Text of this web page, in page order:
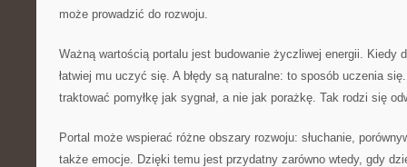
może prowadzić do rozwoju.
Ważną wartością portalu jest budowanie życzliwej energii. Kiedy
łatwiej mu uczyć się. A błędy są naturalne: to sposób uczenia
traktować pomyłkę jak sygnał, a nie jak porażkę. Tak rodzi się
Portal może wspierać różne obszary rozwoju: słuchanie,
także emocje. Dzięki temu jest przydatny zarówno wtedy, gdy